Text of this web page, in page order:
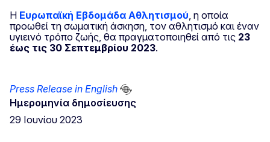
Η Ευρωπαϊκή Εβδομάδα Αθλητισμού , η οποία
προωθεί τη σωματική άσκηση, τον αθλητισμό και έναν
υγιεινό τρόπο ζωής, θα πραγματοποιηθεί από τις 23
έως τις 30 Σεπτεμβρίου 2023.
Press Release in English
Ημερομηνία δημοσίευσης
29 Ιουνίου 2023